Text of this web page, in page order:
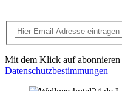
Mit dem Klick auf abonnieren
Datenschutzbestimmungen